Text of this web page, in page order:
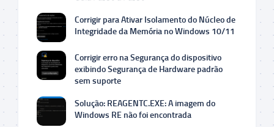
Corrigir para Ativar Isolamento do Núcleo de
Integridade da Memória no Windows 10/11
Corrigir erro na Segurança do dispositivo
exibindo Segurança de Hardware padrão
sem suporte
Solução: REAGENTC.EXE: A imagem do
Windows RE não foi encontrada